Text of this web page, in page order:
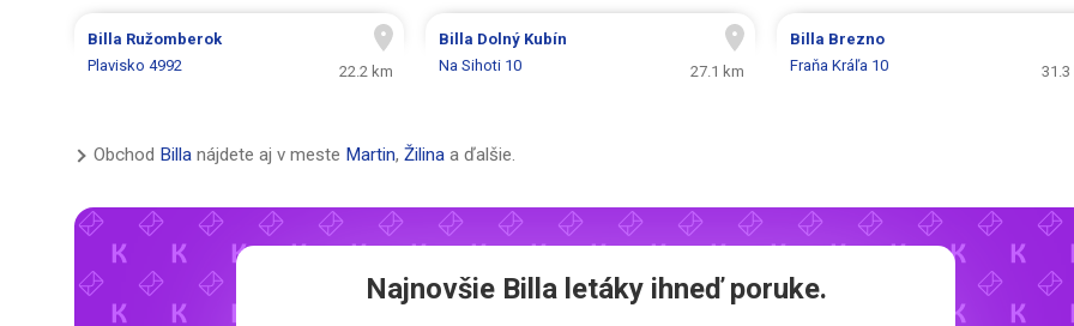
Billa Ružomberok
Plavisko 4992
22.2 km
Billa Dolný Kubín
Na Sihoti 10
27.1 km
Billa Brezno
Fraňa Kráľa 10
31.3
Obchod Billa nájdete aj v meste Martin, Žilina a ďalšie.
Najnovšie Billa letákyihneď poruke.